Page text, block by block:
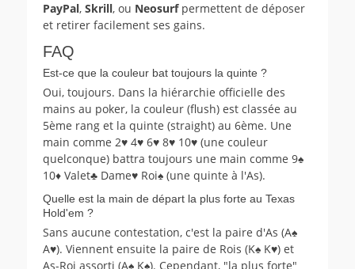
PayPal, Skrill, ou Neosurfpermettent de déposer
et retirer facilement ses gains.
FAQ
Est-ce que la couleur bat toujours la quinte ?
Oui, toujours. Dans la hiérarchie officielle des
mains au poker, la couleur (flush) est classée au
5ème rang et la quinte (straight) au 6ème. Une
main comme 2♥ 4♥ 6♥ 8♥ 10♥ (une couleur
quelconque) battra toujours une main comme 9♠
10♦ Valet♣ Dame♥ Roi♠ (une quinte à l'As).
Quelle est la main de départ la plus forte au Texas
Hold'em ?
Sans aucune contestation, c'est la paire d'As (A♠
A♥). Viennent ensuite la paire de Rois (K♠ K♥) et
As-Roi assorti (A♠ K♠). Cependant, "la plus forte"